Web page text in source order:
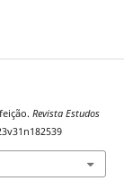
Revista Estudos